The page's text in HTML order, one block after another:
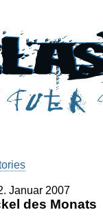
Januar 2007
des Monats